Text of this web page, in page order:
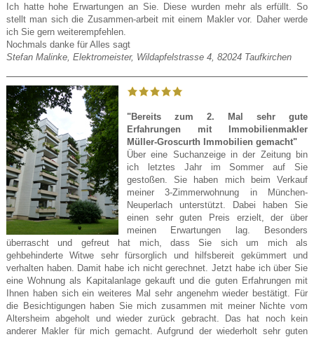
Ich hatte hohe Erwartungen an Sie. Diese wurden mehr als erfüllt. So
stellt man sich die Zusammen-arbeit mit einem Makler vor. Daher werde
ich Sie gern weiterempfehlen.
Nochmals danke für Alles sagt
Stefan Malinke, Elektromeister, Wildapfelstrasse 4, 82024 Taufkirchen
"Bereits zum 2. Mal sehr gute
Erfahrungen mit Immobilienmakler
Müller-Groscurth Immobilien gemacht"
Über eine Suchanzeige in der Zeitung bin
ich letztes Jahr im Sommer auf Sie
gestoßen. Sie haben mich beim Verkauf
meiner 3-Zimmerwohnung in München-
Neuperlach unterstützt. Dabei haben Sie
einen sehr guten Preis erzielt, der über
meinen Erwartungen lag. Besonders
überrascht und gefreut hat mich, dass Sie sich um mich als
gehbehinderte Witwe sehr fürsorglich und hilfsbereit gekümmert und
verhalten haben. Damit habe ich nicht gerechnet. Jetzt habe ich über Sie
eine Wohnung als Kapitalanlage gekauft und die guten Erfahrungen mit
Ihnen haben sich ein weiteres Mal sehr angenehm wieder bestätigt. Für
die Besichtigungen haben Sie mich zusammen mit meiner Nichte vom
Altersheim abgeholt und wieder zurück gebracht. Das hat noch kein
anderer Makler für mich gemacht. Aufgrund der wiederholt sehr guten